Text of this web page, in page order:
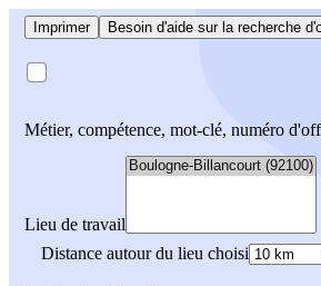
Imprimer Besoin d'aide sur la recherche
Métier, compétence, mot-clé, numéro
Lieu de travail
Distance autour du lieu choisi